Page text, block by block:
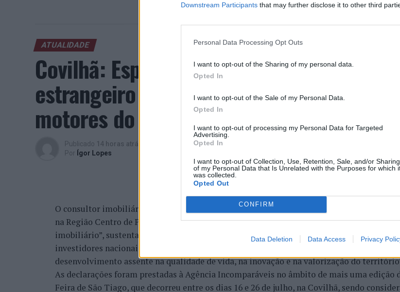
Downstream Participants that may further disclose it to other third
Personal Data Processing Opt Outs
I want to opt-out of the Sharing of my personal data.
Opted In
I want to opt-out of the Sale of my Personal Data.
Opted In
I want to opt-out of processing my Personal Data for Targeted
Advertising.
Opted In
I want to opt-out of Collection, Use, Retention, Sale, and/or Sharing
of my Personal Data that Is Unrelated with the Purposes for which
was collected.
Opted Out
CONFIRM
Data Deletion Data Access Privacy
ATUALIDADE
Covilhã: Especialista aponta investimento
estrangeiro e valorização imobiliária como
motores do crescimento da Beira Interior
Publicado 14 horas atrás
Por Ígor Lopes
O consultor imobiliário português, António Carlos, defende que a Beira Interior, localizada
na Região Centro de Portugal, atravessa um período de “forte crescimento económico e
imobiliário”, sustentando que a região reúne atualmente “condições para atrair novos
investidores nacionais e estrangeiros, fixar população e consolidar um modelo de
desenvolvimento assente na qualidade de vida, na inovação e na valorização do
As declarações foram prestadas à Agência Incomparáveis no âmbito de mais uma edição
Feira de São Tiago, que decorreu entre os dias 16 e 26 de julho, na Covilhã, sendo